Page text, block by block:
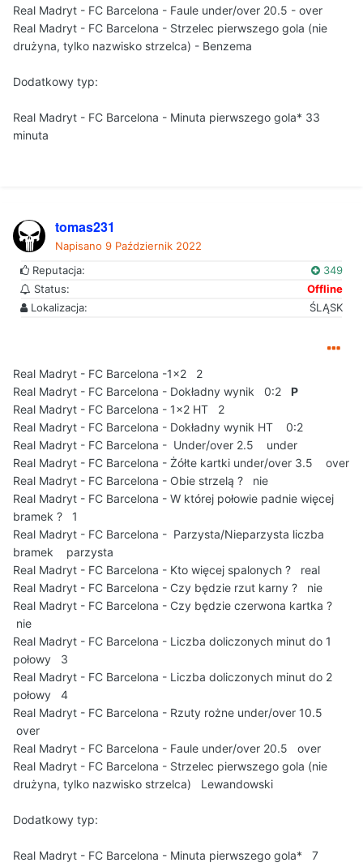
Real Madryt - FC Barcelona - Faule under/over 20.5 - over
Real Madryt - FC Barcelona - Strzelec pierwszego gola (nie
drużyna, tylko nazwisko strzelca) - Benzema
Dodatkowy typ:
Real Madryt - FC Barcelona - Minuta pierwszego gola* 33
minuta
tomas231
Napisano 9 Październik 2022
Reputacja:
349
Status:
Offline
Lokalizacja:
ŚLĄSK
Real Madryt - FC Barcelona -1x2 2
Real Madryt - FC Barcelona - Dokładny wynik 0:2 P
Real Madryt - FC Barcelona - 1x2 HT 2
Real Madryt - FC Barcelona - Dokładny wynik HT 0:2
Real Madryt - FC Barcelona - Under/over 2.5 under
Real Madryt - FC Barcelona - Żółte kartki under/over 3.5 over
Real Madryt - FC Barcelona - Obie strzelą ? nie
Real Madryt - FC Barcelona - W której połowie padnie więcej
bramek ? 1
Real Madryt - FC Barcelona - Parzysta/Nieparzysta liczba
bramek parzysta
Real Madryt - FC Barcelona - Kto więcej spalonych ? real
Real Madryt - FC Barcelona - Czy będzie rzut karny ? nie
Real Madryt - FC Barcelona - Czy będzie czerwona kartka ?
nie
Real Madryt - FC Barcelona - Liczba doliczonych minut do 1
połowy 3
Real Madryt - FC Barcelona - Liczba doliczonych minut do 2
połowy 4
Real Madryt - FC Barcelona - Rzuty rożne under/over 10.5
over
Real Madryt - FC Barcelona - Faule under/over 20.5 over
Real Madryt - FC Barcelona - Strzelec pierwszego gola (nie
drużyna, tylko nazwisko strzelca) Lewandowski
Dodatkowy typ:
Real Madryt - FC Barcelona - Minuta pierwszego gola* 7